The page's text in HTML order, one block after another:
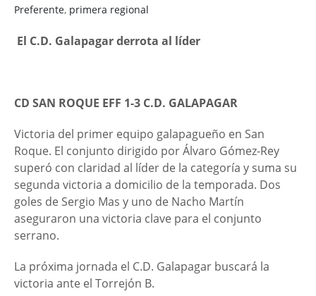
Preferente, primera regional
El C.D. Galapagar derrota al líder
CD SAN ROQUE EFF 1-3 C.D. GALAPAGAR
Victoria del primer equipo galapagueño en San
Roque. El conjunto dirigido por Álvaro Gómez-Rey
superó con claridad al líder de la categoría y suma su
segunda victoria a domicilio de la temporada. Dos
goles de Sergio Mas y uno de Nacho Martín
aseguraron una victoria clave para el conjunto
serrano.
La próxima jornada el C.D. Galapagar buscará la
victoria ante el Torrejón B.